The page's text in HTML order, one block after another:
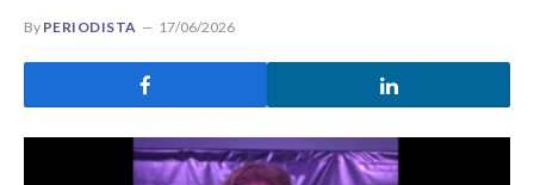
By PERIODISTA 17/06/2026